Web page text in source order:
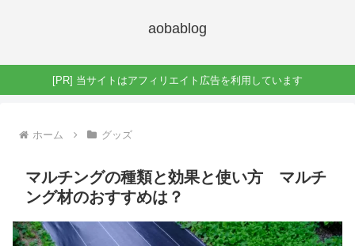
aobablog
[PR] 当サイトはアフィリエイト広告を利用しています
ホーム グッズ
マルチングの種類と効果と使い方 マルチ
ング材のおすすめは？